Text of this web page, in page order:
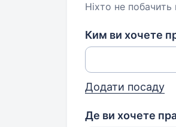
Ніхто не побачить
Ким ви хочете
Додати посаду
Де ви хочете